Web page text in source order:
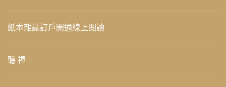
紙本雜誌訂戶開通線上閱讀
聽 禪